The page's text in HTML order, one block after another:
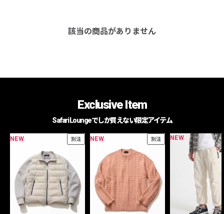
該当の商品がありません
Exclusive Item
Safari Loungeでしか買えない限定アイテム
NEW 別注 NEW 別注 NEW